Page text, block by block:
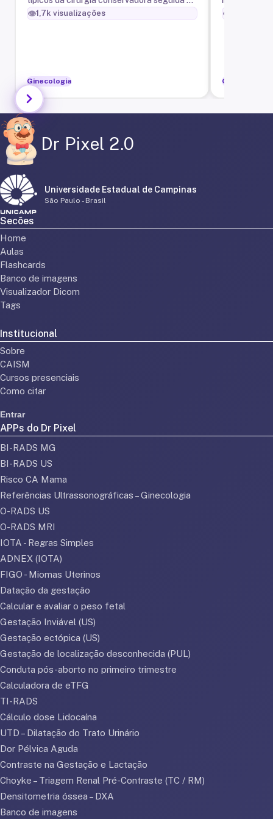
radioterapia realizadas para o tratamento
👁️1,7k visualizações
Ginecologia
câncer de
👁️
Ginecologia
Dr Pixel 2.0
Universidade Estadual de Campinas
São Paulo - Brasil
Secões
Home
Aulas
Flashcards
Banco de imagens
Visualizador Dicom
Tags
Institucional
Sobre
CAISM
Cursos presenciais
Como citar
Entrar
APPs do Dr Pixel
BI-RADS MG
BI-RADS US
Risco CA Mama
Referências Ultrassonográficas – Ginecologia
O-RADS US
O-RADS MRI
IOTA - Regras Simples
ADNEX (IOTA)
FIGO - Miomas Uterinos
Datação da gestação
Calcular e avaliar o peso fetal
Gestação Inviável (US)
Gestação ectópica (US)
Gestação de localização desconhecida (PUL)
Conduta pós-aborto no primeiro trimestre
Calculadora de eTFG
TI-RADS
Cálculo dose Lidocaína
UTD – Dilatação do Trato Urinário
Dor Pélvica Aguda
Contraste na Gestação e Lactação
Choyke – Triagem Renal Pré-Contraste (TC / RM)
Densitometria óssea – DXA
Banco de imagens